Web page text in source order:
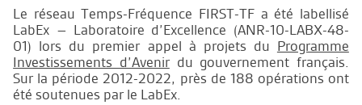
Le réseau Temps-Fréquence FIRST-TF a été labellisé
LabEx – Laboratoire d’Excellence (ANR-10-LABX-48-
01) lors du premier appel à projets du Programme
Investissements d’Avenirdu gouvernement français.
Sur la période 2012-2022, près de 188 opérations ont
été soutenues par le LabEx.